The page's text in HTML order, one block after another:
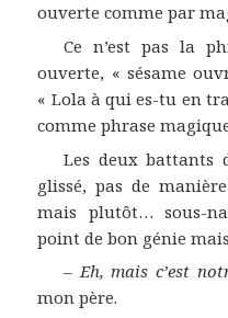
ouverte comme par
Ce n’est pas la
ouverte, « sésame
« Lola à qui es-tu en
comme phrase
Les deux battants
glissé, pas de
mais plutôt… sous-
point de bon génie
–Eh, mais c’est
mon père.